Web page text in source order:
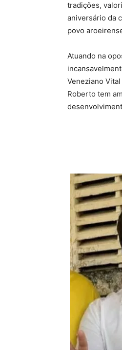
tradições,
aniversário da
povo
Atuando na
Veneziano
Roberto tem